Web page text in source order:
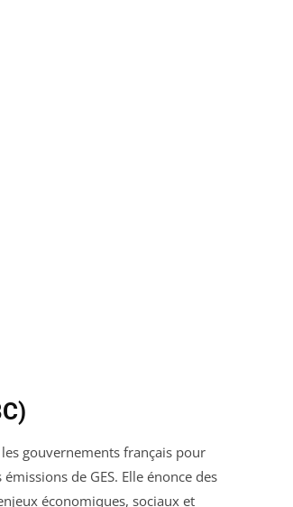
gouvernements français pour
de GES. Elle énonce des
économiques, sociaux et